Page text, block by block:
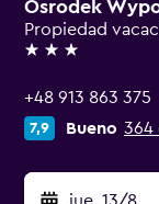
Osrodek
Propiedad
3 estrellas
+48 913 863 375
7,9 Bueno 364